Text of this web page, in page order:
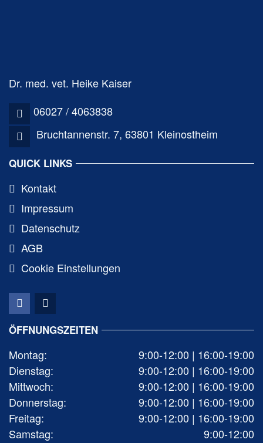
Dr. med. vet. Heike Kaiser
06027 / 4063838
Bruchtannenstr. 7, 63801 Kleinostheim
QUICK LINKS
Kontakt
Impressum
Datenschutz
AGB
Cookie Einstellungen
ÖFFNUNGSZEITEN
Montag:
9:00-12:00 | 16:00-19:00
Dienstag:
9:00-12:00 | 16:00-19:00
Mittwoch:
9:00-12:00 | 16:00-19:00
Donnerstag:
9:00-12:00 | 16:00-19:00
Freitag:
9:00-12:00 | 16:00-19:00
Samstag:
9:00-12:00